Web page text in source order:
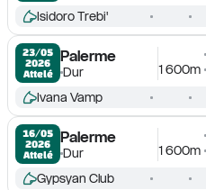
Isidoro Trebi'
23/05
2026
Attelé
Palerme
Dur
1 600m
Ivana Vamp
16/05
2026
Attelé
Palerme
Dur
1 600m
Gypsyan Club